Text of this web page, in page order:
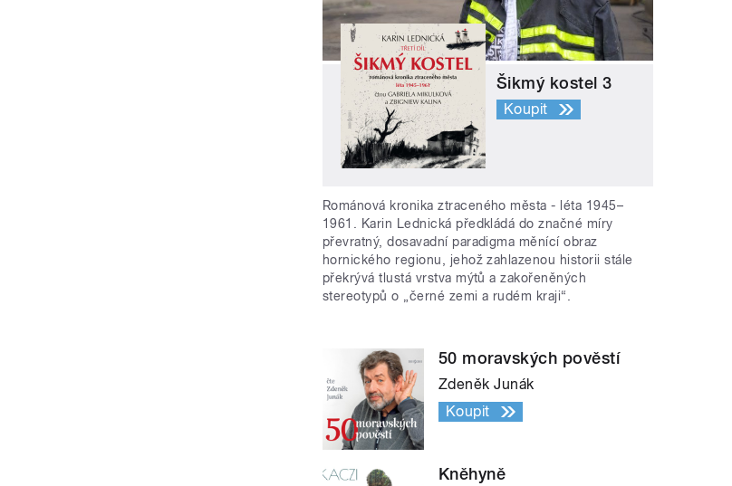
Šikmý kostel 3
Koupit
Románová kronika ztraceného města - léta 1945–
1961. Karin Lednická předkládá do značné míry
převratný, dosavadní paradigma měnící obraz
hornického regionu, jehož zahlazenou historii stále
překrývá tlustá vrstva mýtů a zakořeněných
stereotypů o „černé zemi a rudém kraji“.
50 moravských pověstí
Zdeněk Junák
Koupit
Kněhyně